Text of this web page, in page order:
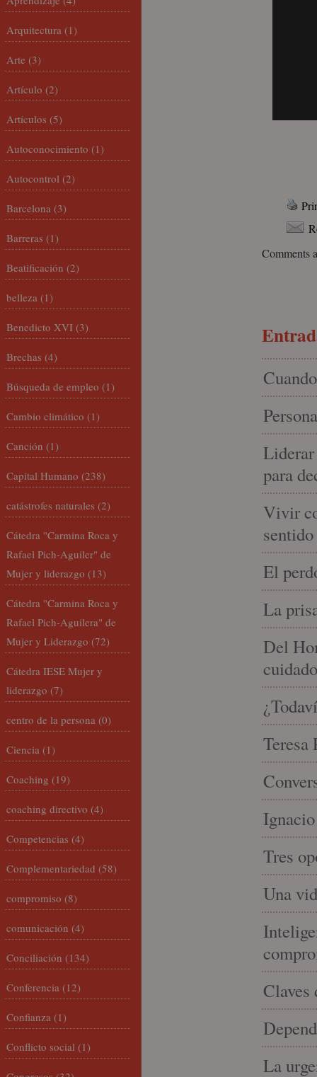
Comments
para
Vivir
El
La
Del
cuidado
Teresa
Tres
Una
Claves
La
Arquitectura (1)
Arte (3)
Artículo (2)
Artículos (5)
Autoconocimiento (1)
Autocontrol (2)
Barcelona (3)
Barreras (1)
Beatificación (2)
belleza (1)
Benedicto XVI (3)
Brechas (4)
Búsqueda de empleo (1)
Cambio climático (1)
Canción (1)
Capital Humano (238)
catástrofes naturales (2)
Cátedra "Carmina Roca y
Rafael Pich-Aguiler" de
Mujer y liderazgo (13)
Cátedra "Carmina Roca y
Rafael Pich-Aguilera" de
Mujer y Liderazgo (72)
Cátedra IESE Mujer y
liderazgo (7)
centro de la persona (0)
Ciencia (1)
Coaching (19)
coaching directivo (4)
Competencias (4)
Complementariedad (58)
compromiso (8)
comunicación (4)
Conciliación (134)
Conferencia (12)
Confianza (1)
Conflicto social (1)